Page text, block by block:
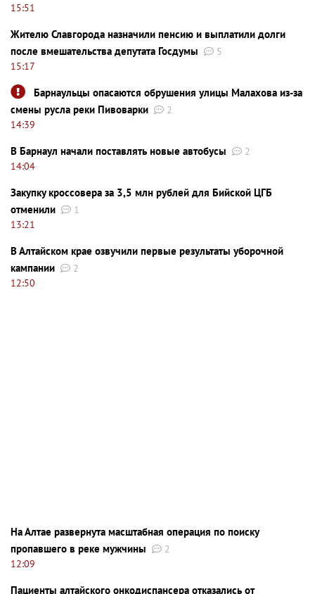
15:51
Жителю Славгорода назначили пенсию и выплатили долги
после вмешательства депутата Госдумы
5
15:17
Барнаульцы опасаются обрушения улицы Малахова из-за
смены русла реки Пивоварки
2
14:39
В Барнаул начали поставлять новые автобусы
2
14:04
Закупку кроссовера за 3,5 млн рублей для Бийской ЦГБ
отменили
1
13:21
В Алтайском крае озвучили первые результаты уборочной
кампании
2
12:50
На Алтае развернута масштабная операция по поиску
пропавшего в реке мужчины
2
12:09
Пациенты алтайского онкодиспансера отказались от